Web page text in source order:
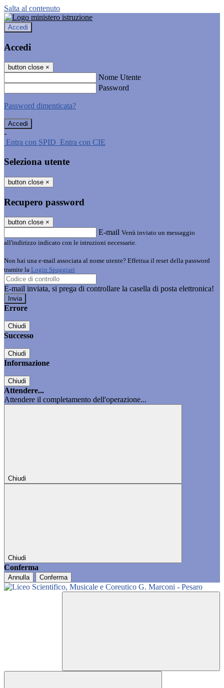
Salta al contenuto
Accedi
Accedi
button close ×
Nome Utente
Password
Password dimenticata?
-
Entra con SPID Entra con CIE
Seleziona utente
button close ×
Recupero password
button close ×
E-mail Verrà inviato un messaggio
all'indirizzo indicato con le istruzioni necessarie.
Non hai una e-mail associata al nome utente? Effettua il reset della password
tramite la Login Spaggiari
E-mail inviata, si prega di controllare la casella di posta elettronica!
Errore
Chiudi
Successo
Chiudi
Informazione
Chiudi
Attendere...
Attendere il completamento dell'operazione...
Chiudi
Chiudi
Conferma
Annulla Conferma